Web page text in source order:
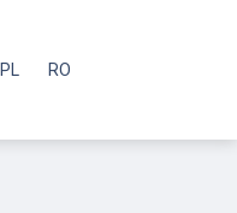
PL RO